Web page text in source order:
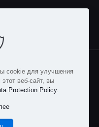
светового и
Все права защищены
cookie для улучшения
веб-сайт, вы
Protection Policy.